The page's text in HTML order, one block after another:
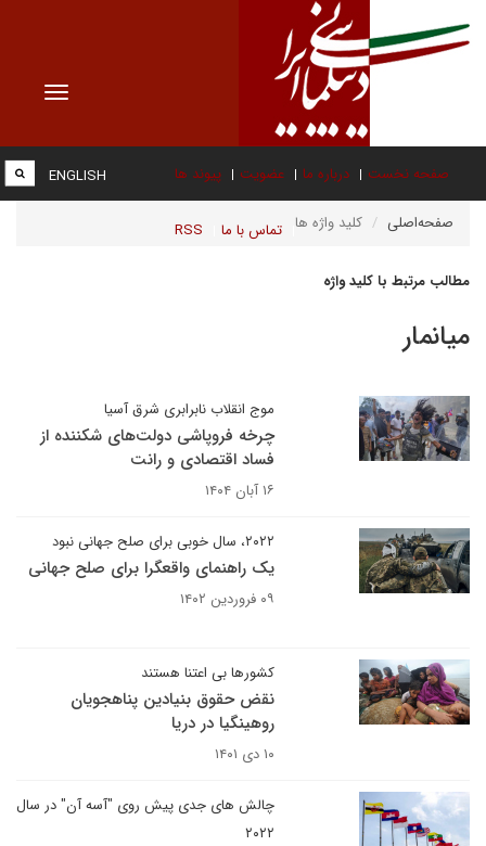
Toggle
صفحه نخست درباره ما عضویت پیوند ها
تماس با ما RSS
ENGLISH
صفحه‌اصلی کلید واژه ها
مطالب مرتبط با کلید واژه
میانمار
موج انقلاب نابرابری شرق آسیا
چرخه فروپاشی دولت‌های شکننده از
فساد اقتصادی و رانت
۱۶ آبان ۱۴۰۴
۲۰۲۲، سال خوبی برای صلح جهانی نبود
یک راهنمای واقعگرا برای صلح جهانی
۰۹ فروردین ۱۴۰۲
کشورها بی اعتنا هستند
نقض حقوق بنیادین پناهجویان
روهینگیا در دریا
۱۰ دی ۱۴۰۱
چالش های جدی پیش روی "آسه آن" در سال
۲۰۲۲